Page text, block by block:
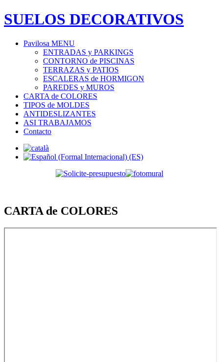
SUELOS DECORATIVOS
Pavilosa MENU
ENTRADAS y PARKINGS
CONTORNO de PISCINAS
TERRAZAS y PATIOS
ESCALERAS de HORMIGON
PAREDES y MUROS
CARTA de COLORES
TIPOS de MOLDES
ANTIDESLIZANTES
ASI TRABAJAMOS
Contacto
CARTA de COLORES